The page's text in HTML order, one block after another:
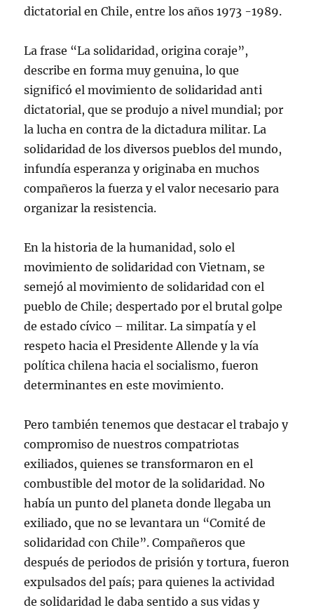
dictatorial en Chile, entre los años 1973 -1989.
La frase “La solidaridad, origina coraje”,
describe en forma muy genuina, lo que
significó el movimiento de solidaridad anti
dictatorial, que se produjo a nivel mundial; por
la lucha en contra de la dictadura militar. La
solidaridad de los diversos pueblos del mundo,
infundía esperanza y originaba en muchos
compañeros la fuerza y el valor necesario para
organizar la resistencia.
En la historia de la humanidad, solo el
movimiento de solidaridad con Vietnam, se
semejó al movimiento de solidaridad con el
pueblo de Chile; despertado por el brutal golpe
de estado cívico – militar. La simpatía y el
respeto hacia el Presidente Allende y la vía
política chilena hacia el socialismo, fueron
determinantes en este movimiento.
Pero también tenemos que destacar el trabajo y
compromiso de nuestros compatriotas
exiliados, quienes se transformaron en el
combustible del motor de la solidaridad. No
había un punto del planeta donde llegaba un
exiliado, que no se levantara un “Comité de
solidaridad con Chile”. Compañeros que
después de periodos de prisión y tortura, fueron
expulsados del país; para quienes la actividad
de solidaridad le daba sentido a sus vidas y